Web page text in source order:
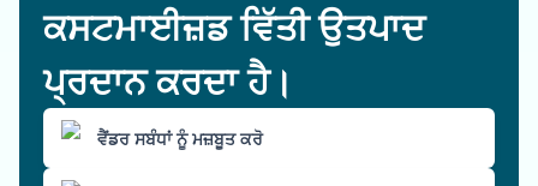
ਕਸਟਮਾਈਜ਼ਡ ਵਿੱਤੀ ਉਤਪਾਦ
ਪ੍ਰਦਾਨ ਕਰਦਾ ਹੈ।
ਵੈਂਡਰ ਸਬੰਧਾਂ ਨੂੰ ਮਜ਼ਬੂਤ ਕਰੋ